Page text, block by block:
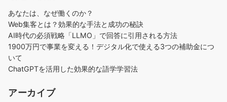
あなたは、なぜ働くのか？
Web集客とは？効果的な手法と成功の秘訣
AI時代の必須戦略「LLMO」で回答に引用される方法
1900万円で事業を変える！デジタル化で使える3つの補助金につ
いて
ChatGPTを活用した効果的な語学学習法
アーカイブ